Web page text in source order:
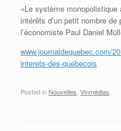
«Le système
intérêts d’un petit nombre
l’économiste Paul Daniel
www.journaldequebec.com/
interets-des-quebecois
Posted in Nouvelles Vinmédias